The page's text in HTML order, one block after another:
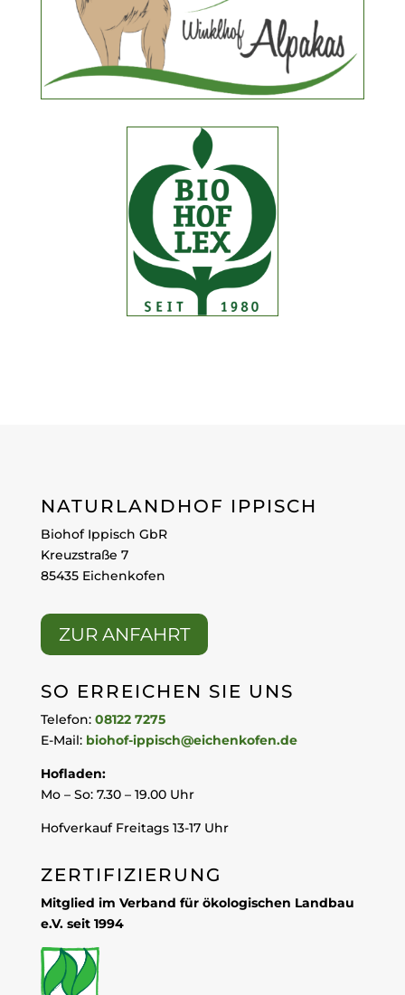
NATURLANDHOF IPPISCH
Biohof Ippisch GbR
Kreuzstraße 7
85435 Eichenkofen
ZUR ANFAHRT
SO ERREICHEN SIE UNS
Telefon: 08122 7275
E-Mail: biohof-ippisch@eichenkofen.de
Hofladen:
Mo – So: 7.30 – 19.00 Uhr
Hofverkauf Freitags 13-17 Uhr
ZERTIFIZIERUNG
Mitglied im Verband für ökologischen Landbau
e.V. seit 1994